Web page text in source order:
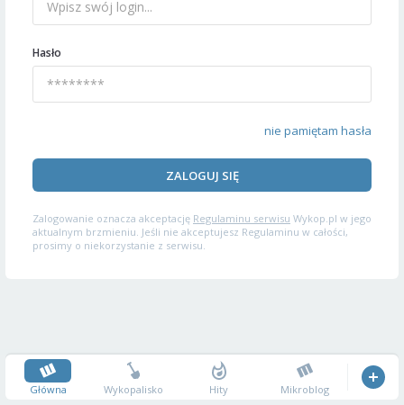
Hasło
nie pamiętam hasła
ZALOGUJ SIĘ
Zalogowanie oznacza akceptację Regulaminu serwisu Wykop.pl w jego
aktualnym brzmieniu. Jeśli nie akceptujesz Regulaminu w całości,
prosimy o niekorzystanie z serwisu.
Główna Wykopalisko Hity Mikroblog